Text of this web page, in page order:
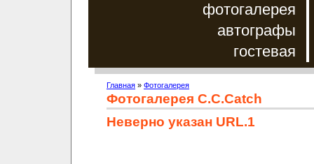
фотогалерея
автографы
гостевая
Главная » Фотогалерея
Фотогалерея C.C.Catch
Неверно указан URL.1